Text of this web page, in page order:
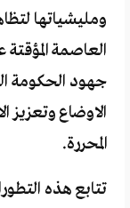
ومليشياتها
العاصمة
جهود الحكومة
الاوضاع وتعزيز
المحررة.
تتابع هذه